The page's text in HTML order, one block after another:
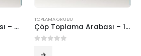
Çöp Toplama Arabası – Çift Kovalı Çöp Mobil
TOPLAMA GRUBU
Çöp Toplama Arabası – 180 Lt. Tek Kovalı